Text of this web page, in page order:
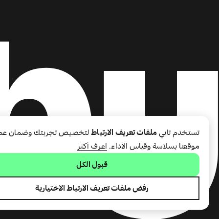
تستخدم تابي ملفات تعريف الارتباطلتخصيص تجربتك وضمان
موقعنا بسلاسة وقياس الأداء. اعرف أكثر
قبول الكل
رفض ملفات تعريف الارتباط الاختيارية